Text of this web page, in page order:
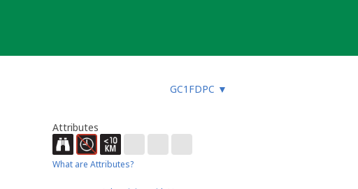
GC1FDPC ▼
Attributes
What are Attributes?